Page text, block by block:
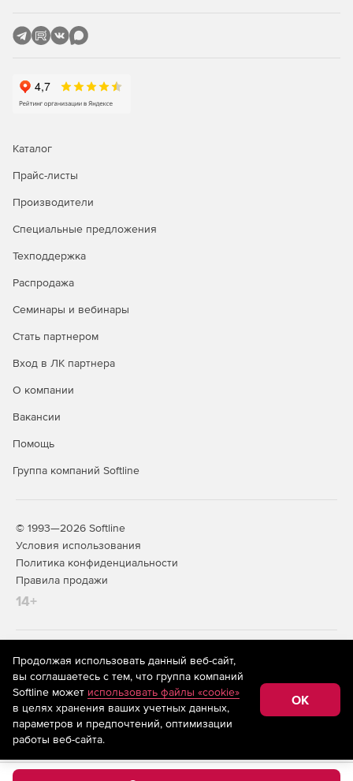
Каталог
Прайс-листы
Производители
Специальные предложения
Техподдержка
Распродажа
Семинары и вебинары
Стать партнером
Вход в ЛК партнера
О компании
Вакансии
Помощь
Группа компаний Softline
© 1993—2026 Softline
Условия использования
Политика конфиденциальности
Правила продажи
14+
На информационном ресурсе store.softline.ru применяются
рекомендательные технологии
(информационные технологии
предоставления информации на основе сбора,
систематизации и анализа сведений, относящихся к
предпочтениям пользователей сети «Интернет»,
находящихся на территории Российской Федерации)
Продолжая использовать данный веб-сайт,
вы соглашаетесь с тем, что группа компаний
Softline может использовать файлы «cookie»
в целях хранения ваших учетных данных,
параметров и предпочтений, оптимизации
работы веб-сайта.
OK